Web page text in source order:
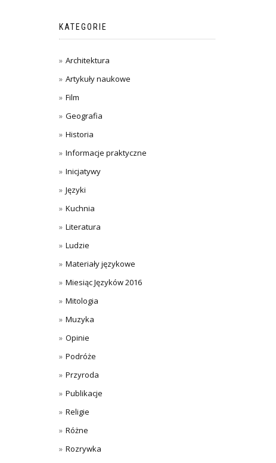
KATEGORIE
Architektura
Artykuły naukowe
Film
Geografia
Historia
Informacje praktyczne
Inicjatywy
Języki
Kuchnia
Literatura
Ludzie
Materiały językowe
Miesiąc Języków 2016
Mitologia
Muzyka
Opinie
Podróże
Przyroda
Publikacje
Religie
Różne
Rozrywka